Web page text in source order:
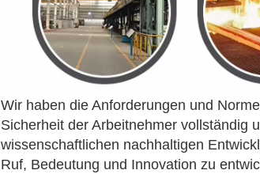
Wir haben die Anforderungen und
Sicherheit der Arbeitnehmer vollständig
wissenschaftlichen nachhaltigen
Ruf, Bedeutung und Innovation zu